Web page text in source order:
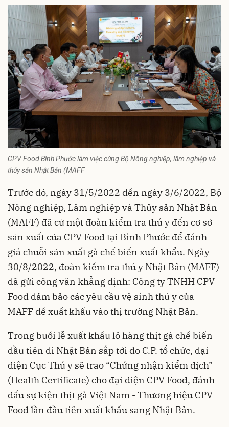
CPV Food Bình Phước làm việc cùng Bộ Nông nghiệp, lâm nghiệp và
thủy sản Nhật Bản (MAFF
Trước đó, ngày 31/5/2022 đến ngày 3/6/2022, Bộ
Nông nghiệp, Lâm nghiệp và Thủy sản Nhật Bản
(MAFF) đã cử một đoàn kiểm tra thú y đến cơ sở
sản xuất của CPV Food tại Bình Phước để đánh
giá chuỗi sản xuất gà chế biến xuất khẩu. Ngày
30/8/2022, đoàn kiểm tra thú y Nhật Bản (MAFF)
đã gửi công văn khẳng định: Công ty TNHH CPV
Food đảm bảo các yêu cầu vệ sinh thú y của
MAFF để xuất khẩu vào thị trường Nhật Bản.
Trong buổi lễ xuất khẩu lô hàng thịt gà chế biến
đầu tiên đi Nhật Bản sắp tới do C.P. tổ chức, đại
diện Cục Thú y sẽ trao “Chứng nhận kiểm dịch”
(Health Certificate) cho đại diện CPV Food, đánh
dấu sự kiện thịt gà Việt Nam - Thương hiệu CPV
Food lần đầu tiên xuất khẩu sang Nhật Bản.